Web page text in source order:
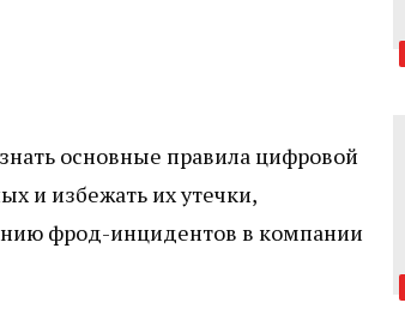
основные правила цифровой
и избежать их утечки,
фрод-инцидентов в компании